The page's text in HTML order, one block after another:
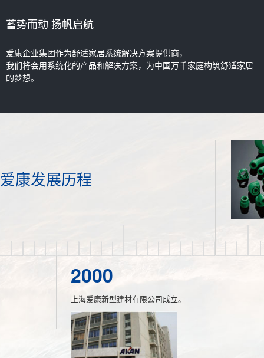
蓄势而动 扬帆启航
爱康企业集团作为舒适家居系统解决方案提供商，
我们将会用系统化的产品和解决方案，为中国万千家庭构筑舒适家居
的梦想。
爱康发展历程
2000
上海爱康新型建材有限公司成立。